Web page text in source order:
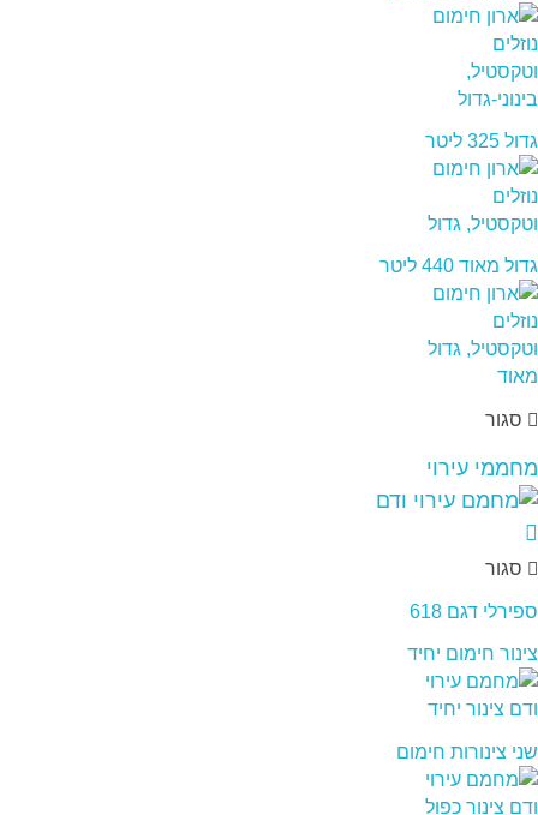
גדול 325 ליטר
גדול מאוד 440 ליטר
סגור
מחממי עירוי
סגור
ספירלי דגם 618
צינור חימום יחיד
שני צינורות חימום